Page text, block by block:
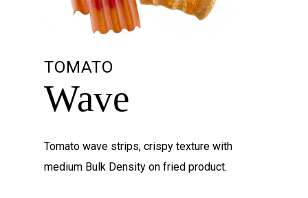
TOMATO
Wave
Tomato wave strips, crispy texture with
medium Bulk Density on fried product.